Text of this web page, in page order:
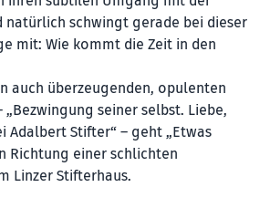
natürlich schwingt gerade bei dieser
mit: Wie kommt die Zeit in den
auch überzeugenden, opulenten
seiner selbst. Liebe,
Adalbert Stifter“ – geht „Etwas
Richtung einer schlichten
Linzer Stifterhaus.